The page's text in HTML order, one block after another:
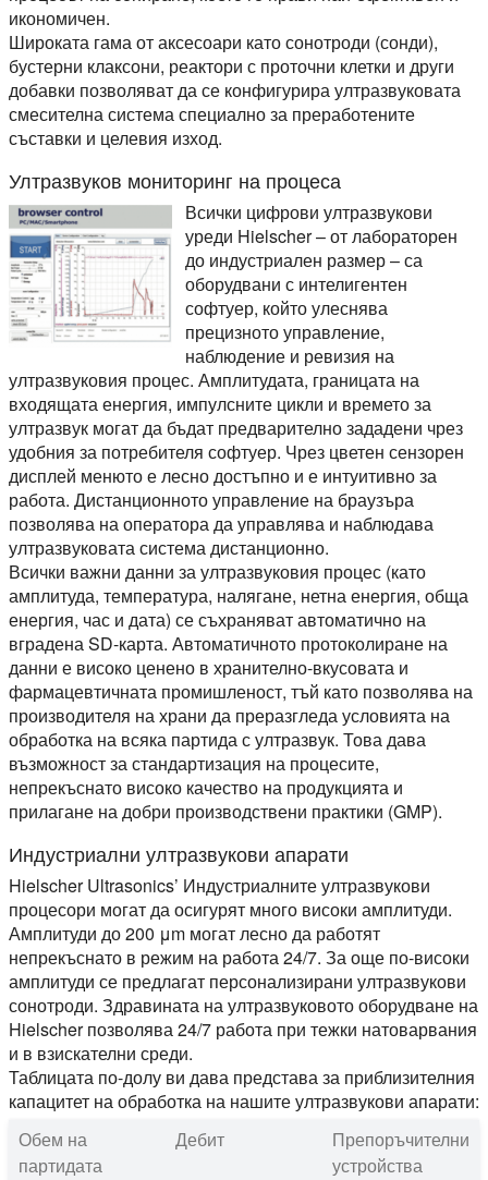
икономичен.
Широката гама от аксесоари като сонотроди (сонди),
бустерни клаксони, реактори с проточни клетки и други
добавки позволяват да се конфигурира ултразвуковата
смесителна система специално за преработените
съставки и целевия изход.
Ултразвуков мониторинг на процеса
Всички цифрови ултразвукови
уреди Hielscher – от лабораторен
до индустриален размер – са
оборудвани с интелигентен
софтуер, който улеснява
прецизното управление,
наблюдение и ревизия на
ултразвуковия процес. Амплитудата, границата на
входящата енергия, импулсните цикли и времето за
ултразвук могат да бъдат предварително зададени чрез
удобния за потребителя софтуер. Чрез цветен сензорен
дисплей менюто е лесно достъпно и е интуитивно за
работа. Дистанционното управление на браузъра
позволява на оператора да управлява и наблюдава
ултразвуковата система дистанционно.
Всички важни данни за ултразвуковия процес (като
амплитуда, температура, налягане, нетна енергия, обща
енергия, час и дата) се съхраняват автоматично на
вградена SD-карта. Автоматичното протоколиране на
данни е високо ценено в хранително-вкусовата и
фармацевтичната промишленост, тъй като позволява на
производителя на храни да преразгледа условията на
обработка на всяка партида с ултразвук. Това дава
възможност за стандартизация на процесите,
непрекъснато високо качество на продукцията и
прилагане на добри производствени практики (GMP).
Индустриални ултразвукови апарати
Hielscher Ultrasonics’ Индустриалните ултразвукови
процесори могат да осигурят много високи амплитуди.
Амплитуди до 200 μm могат лесно да работят
непрекъснато в режим на работа 24/7. За още по-високи
амплитуди се предлагат персонализирани ултразвукови
сонотроди. Здравината на ултразвуковото оборудване на
Hielscher позволява 24/7 работа при тежки натоварвания
и в взискателни среди.
Таблицата по-долу ви дава представа за приблизителния
капацитет на обработка на нашите ултразвукови апарати:
Обем на
партидата
Дебит
Препоръчителни
устройства